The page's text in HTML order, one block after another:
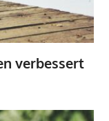
verbessert